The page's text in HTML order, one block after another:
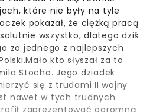
które nie były na tyle
pokazał, że ciężką pracą
wszystko, dlatego dziś
za jednego z najlepszych
kto słyszał za to
Stocha. Jego dziadek
się z trudami II wojny
nawet w tych trudnych